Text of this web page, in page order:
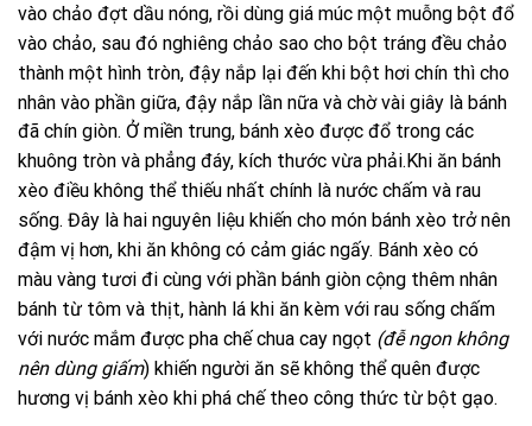
vào chảo đợt dầu nóng, rồi dùng giá múc một muỗng bột đổ
vào chảo, sau đó nghiêng chảo sao cho bột tráng đều chảo
thành một hình tròn, đậy nắp lại đến khi bột hơi chín thì cho
nhân vào phần giữa, đậy nắp lần nữa và chờ vài giây là bánh
đã chín giòn. Ở miền trung, bánh xèo được đổ trong các
khuông tròn và phẳng đáy, kích thước vừa phải.Khi ăn bánh
xèo điều không thể thiếu nhất chính là nước chấm và rau
sống. Đây là hai nguyên liệu khiến cho món bánh xèo trở nên
đậm vị hơn, khi ăn không có cảm giác ngấy. Bánh xèo có
màu vàng tươi đi cùng với phần bánh giòn cộng thêm nhân
bánh từ tôm và thịt, hành lá khi ăn kèm với rau sống chấm
với nước mắm được pha chế chua cay ngọt (đễ ngon không
nên dùng giấm) khiến người ăn sẽ không thể quên được
hương vị bánh xèo khi phá chế theo công thức từ bột gạo.